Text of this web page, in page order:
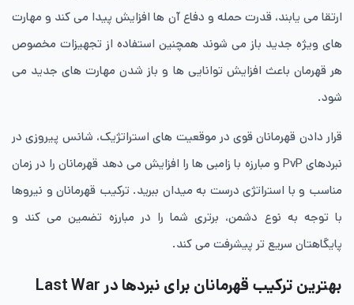
ارتقا می یابند، قدرت حمله و دفاع آن ها افزایش پیدا می کند و مهارت
های ویژه جدید باز می شوند همچنین استفاده از تجهیزات مخصوص
هر قهرمان باعث افزایش توانایی ها و باز شدن مهارت های جدید می
شود.
قرار دادن قهرمانان قوی در موقعیت های استراتژیک، شانس پیروزی در
نبردهای PvP و مبارزه با زامبی ها را افزایش می دهد قهرمانان را در زمان
مناسب و با استراتژی درست به میدان ببرید. ترکیب قهرمانان و نیروها
با توجه به نوع دشمن، برتری شما را در مبارزه تضمین می کند و
پایگاهتان سریع تر پیشرفت می کند.
بهترین ترکیب قهرمانان برای نبردها در Last War